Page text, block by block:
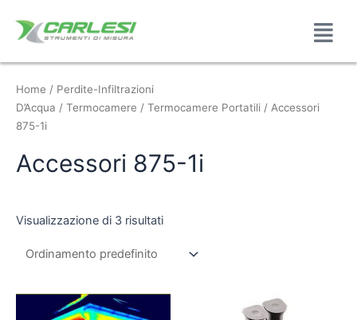
Home / Perdite-Infiltrazioni
D’Acqua / Termocamere / Termocamere Portatili / Accessori
875-1i
Accessori 875-1i
Visualizzazione di 3 risultati